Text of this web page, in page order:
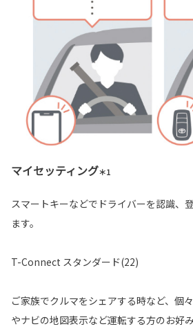
マイセッティング＊1
スマートキーなどでドライバーを認識、
ます。
T-Connect スタンダード(22)
ご家族でクルマをシェアする時など、個
やナビの地図表示など運転する方のお好